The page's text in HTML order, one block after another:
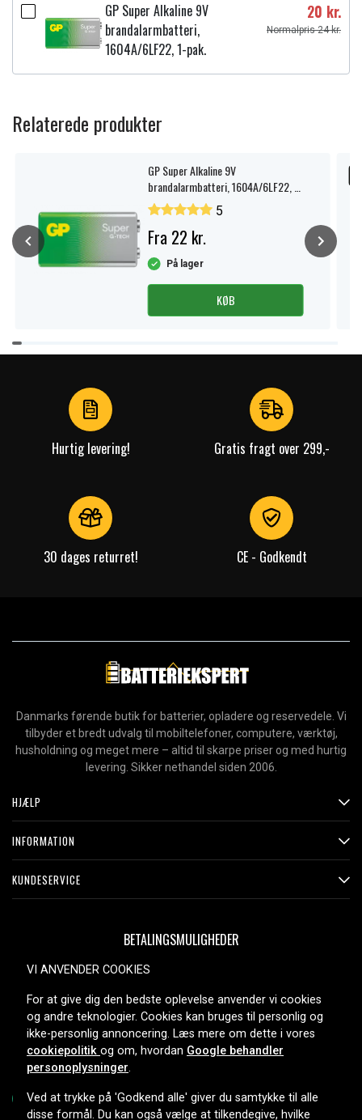
GP Super Alkaline 9V
brandalarmbatteri,
1604A/6LF22, 1-pak.
20 kr.
Normalpris 24 kr.
Relaterede produkter
GP Super Alkaline 9V
brandalarmbatteri, 1604A/6LF22, 1-
pak.
5
Fra 22 kr.
På lager
KØB
Item
1
Hurtig levering! Gratis fragt over 299,-
30 dages returret! CE - Godkendt
Danmarks førende butik for batterier, opladere og reservedele. Vi
tilbyder et bredt udvalg til mobiltelefoner, computere, værktøj,
husholdning og meget mere – altid til skarpe priser og med hurtig
levering. Sikker nethandel siden 2006.
HJÆLP
INFORMATION
KUNDESERVICE
BETALINGSMULIGHEDER
LEVERINGSMULIGHEDER
VI ANVENDER COOKIES
For at give dig den bedste oplevelse anvender vi cookies
og andre teknologier. Cookies kan bruges til personlig og
ikke-personlig annoncering. Læs mere om dette i vores
cookiepolitik og om, hvordan Google behandler
personoplysninger.
Ved at trykke på 'Godkend alle' giver du samtykke til alle
disse formål. Du kan også vælge at tilkendegive, hvilke